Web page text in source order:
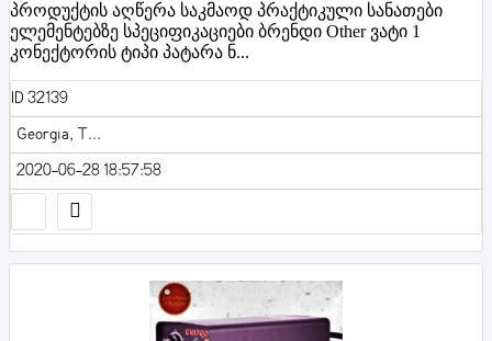
პროდუქტის აღწერა საკმაოდ პრაქტიკული სანათები
ელემენტებზე სპეციფიკაციები ბრენდი Other ვატი 1
კონექტორის ტიპი პატარა ნ...
ID 32139
Georgia, T...
2020-06-28 18:57:58